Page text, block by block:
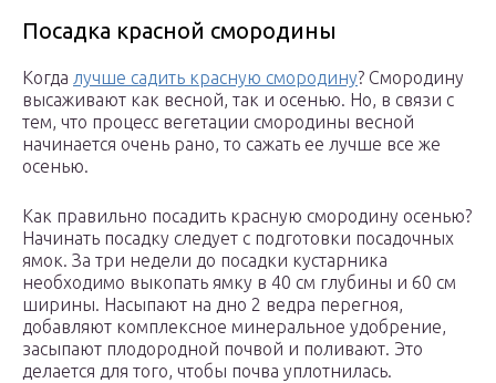
Посадка красной смородины
Когда лучше садить красную смородину? Смородину
высаживают как весной, так и осенью. Но, в связи с
тем, что процесс вегетации смородины весной
начинается очень рано, то сажать ее лучше все же
осенью.
Как правильно посадить красную смородину осенью?
Начинать посадку следует с подготовки посадочных
ямок. За три недели до посадки кустарника
необходимо выкопать ямку в 40 см глубины и 60 см
ширины. Насыпают на дно 2 ведра перегноя,
добавляют комплексное минеральное удобрение,
засыпают плодородной почвой и поливают. Это
делается для того, чтобы почва уплотнилась.